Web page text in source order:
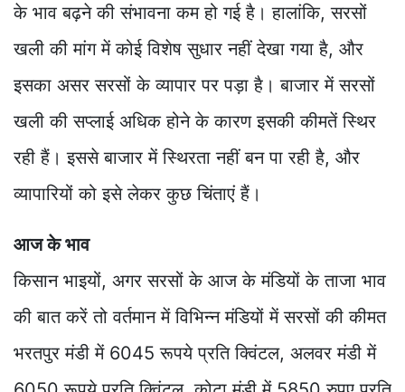
के भाव बढ़ने की संभावना कम हो गई है। हालांकि, सरसों
खली की मांग में कोई विशेष सुधार नहीं देखा गया है, और
इसका असर सरसों के व्यापार पर पड़ा है। बाजार में सरसों
खली की सप्लाई अधिक होने के कारण इसकी कीमतें स्थिर
रही हैं। इससे बाजार में स्थिरता नहीं बन पा रही है, और
व्यापारियों को इसे लेकर कुछ चिंताएं हैं।
आज के भाव
किसान भाइयों, अगर सरसों के आज के मंडियों के ताजा भाव
की बात करें तो वर्तमान में विभिन्न मंडियों में सरसों की कीमत
भरतपुर मंडी में 6045 रूपये प्रति क्विंटल, अलवर मंडी में